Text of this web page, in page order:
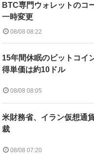
BTC専門ウォレットのコ
一時変更
08/08 08:22
15年間休眠のビットコイ
得単価は約10ドル
08/08 08:05
米財務省、イラン仮想通
裁
08/08 07:20